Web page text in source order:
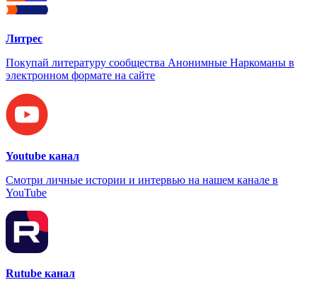
Литрес
Покупай литературу сообщества Анонимные Наркоманы в
электронном формате на сайте
Youtube канал
Смотри личные истории и интервью на нашем канале в
YouTube
Rutube канал